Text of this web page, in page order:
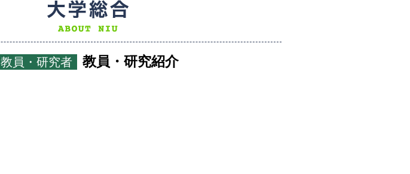
教員・研究者 教員・研究紹介